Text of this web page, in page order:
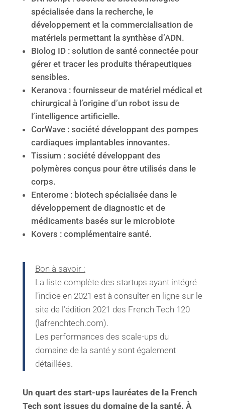
spécialisée dans la recherche, le
développement et la commercialisation de
matériels permettant la synthèse d’ADN.
Biolog ID : solution de santé connectée pour
gérer et tracer les produits thérapeutiques
sensibles.
Keranova : fournisseur de matériel médical et
chirurgical à l’origine d’un robot issu de
l’intelligence artificielle.
CorWave : société développant des pompes
cardiaques implantables innovantes.
Tissium : société développant des
polymères conçus pour être utilisés dans le
corps.
Enterome : biotech spécialisée dans le
développement de diagnostic et de
médicaments basés sur le microbiote
Kovers : complémentaire santé.
Bon à savoir :
La liste complète des startups ayant intégré
l’indice en 2021 est à consulter en ligne sur le
site de l’édition 2021 des French Tech 120
(lafrenchtech.com).
Les performances des scale-ups du
domaine de la santé y sont également
détaillées.
Un quart des start-ups lauréates de la French
Tech sont issues du domaine de la santé. À